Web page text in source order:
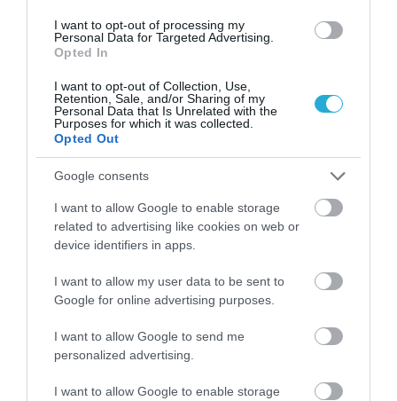
I want to opt-out of processing my
Personal Data for Targeted Advertising.
Opted In
I want to opt-out of Collection, Use,
Retention, Sale, and/or Sharing of my
Personal Data that Is Unrelated with the
Purposes for which it was collected.
Opted Out
Google consents
I want to allow Google to enable storage
related to advertising like cookies on web or
device identifiers in apps.
I want to allow my user data to be sent to
Google for online advertising purposes.
I want to allow Google to send me
personalized advertising.
I want to allow Google to enable storage
02.08.2026
Τρεις ελληνικές πόλεις στους κορυφαίους
προορισμούς για street food